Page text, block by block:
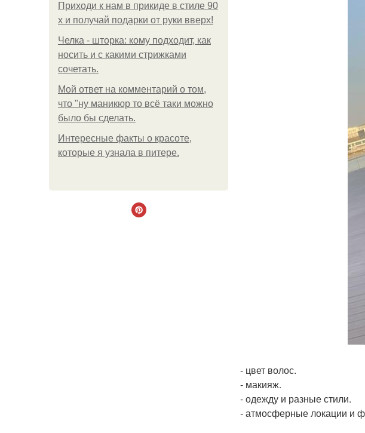
Приходи к нам в прикиде в стиле 90
х и получай подарки от руки вверх!
Челка - шторка: кому подходит, как
носить и с какими стрижками
сочетать.
Мой ответ на комментарий о том,
что "ну маникюр то всё таки можно
было бы сделать.
Интересные факты о красоте,
которые я узнала в питере.
- цвет волос.
- макияж.
- одежду и разные стили.
- атмосферные локации и